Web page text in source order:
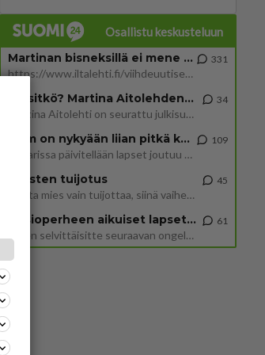
Osallistu keskusteluun
Martinan bisneksillä ei mene hyvin
https://www.iltalehti.fi/viihdeuutiset/a/c46da6ab-340f-4790-aaa7-0865eed2336 Yrityksen konkurssihakemus on tullut kärä
331
Tiesitkö? Martina Aitolehden isäpuoli on tämä suosittu laulaja
Martina Aitolehti on seurattu julkisuuden henkilö. Lähipiiriin mahtuu muitakin tunnettuja henkilöitä. Tiesitkö, että Ma
34
2 km on nykyään liian pitkä koulumatka
Hesarissa päivitellään lapset joutuu nyt kulkemaan 2 km kouluun jösses. Ruostefillarilla tuo matka menee vaikka miten äk
109
Miesten tuijotus
Mutta mies vain tuijottaa, siinä vaiheessa käännän itse pään pois. Mikä juttu? Yleensä jos joku tuijottaa tai katsoo, hä
45
Uusioperheen aikuiset lapset tyhjentää jääkaapin käydessään
Miten selvittäisitte seuraavan ongelman, meillä on uusioperhe, minulla teini-ikäiset lapset ja puolisolla aikuiset, jotk
61